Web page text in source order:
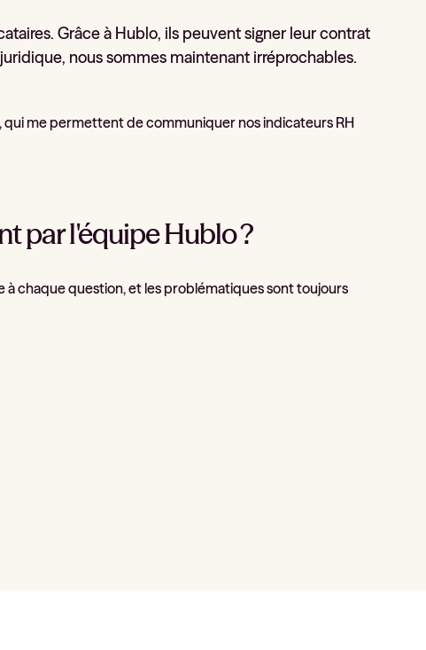
Grâce à Hublo, ils peuvent signer leur contrat
nous sommes maintenant irréprochables.
qui me permettent de communiquer nos indicateurs RH
par l'équipe Hublo ?
à chaque question, et les problématiques sont toujours